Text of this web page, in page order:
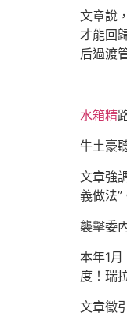
文章說，
才能回
后過渡
水箱精
牛土豪
文章強
義做法
襲擊委
本年1
度！瑞
文章徵